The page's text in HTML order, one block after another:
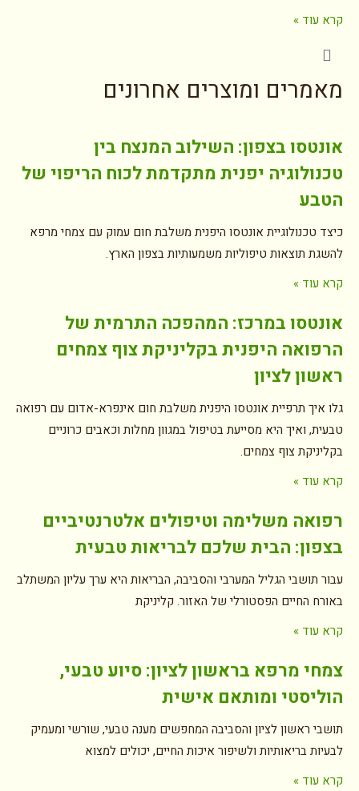
קרא עוד »
מאמרים ומוצרים אחרונים
אונטסו בצפון: השילוב המנצח בין
טכנולוגיה יפנית מתקדמת לכוח הריפוי של
הטבע
כיצד טכנולוגיית אונטסו היפנית משלבת חום עמוק עם צמחי מרפא
להשגת תוצאות טיפוליות משמעותיות בצפון הארץ.
קרא עוד »
אונטסו במרכז: המהפכה התרמית של
הרפואה היפנית בקליניקת צוף צמחים
ראשון לציון
גלו איך תרפיית אונטסו היפנית משלבת חום אינפרא-אדום עם רפואה
טבעית, ואיך היא מסייעת בטיפול במגוון מחלות וכאבים כרוניים
בקליניקת צוף צמחים.
קרא עוד »
רפואה משלימה וטיפולים אלטרנטיביים
בצפון: הבית שלכם לבריאות טבעית
עבור תושבי הגליל המערבי והסביבה, הבריאות היא ערך עליון המשתלב
באורח החיים הפסטורלי של האזור. קליניקת
קרא עוד »
צמחי מרפא בראשון לציון: סיוע טבעי,
הוליסטי ומותאם אישית
תושבי ראשון לציון והסביבה המחפשים מענה טבעי, שורשי ומעמיק
לבעיות בריאותיות ולשיפור איכות החיים, יכולים למצוא
קרא עוד »